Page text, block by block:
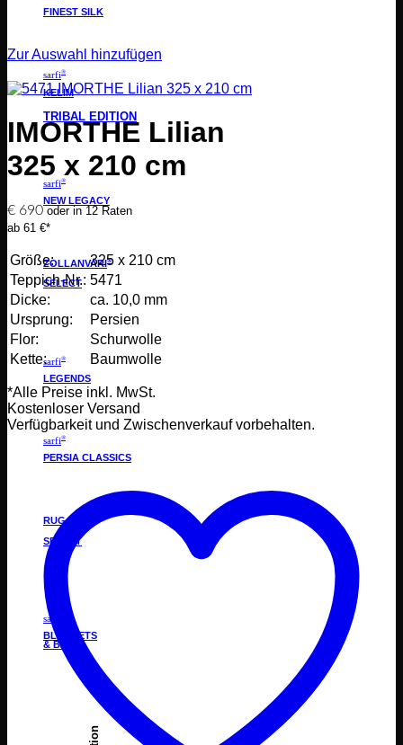
FINEST SILK
sarfi®
KELIM
TRIBAL EDITION
sarfi®
NEW LEGACY
ZOLLANVARI®
SELECT
sarfi®
LEGENDS
sarfi®
PERSIA CLASSICS
RUG STAR
SELECT
sarfi
BLANKETS
& BAGS
Zur Auswahl hinzufügen
IMORTHE Lilian
325 x 210 cm
€ 690 oder in 12 Raten
ab 61 €*
Größe:
325 x 210 cm
Teppich-Nr.: 5471
Dicke:
ca. 10,0 mm
Ursprung:
Persien
Flor:
Schurwolle
Kette:
Baumwolle
*Alle Preise inkl. MwSt.
Kostenloser Versand
Verfügbarkeit und Zwischenverkauf vorbehalten.